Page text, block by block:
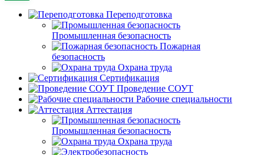
Переподготовка
Промышленная безопасность
Пожарная
безопасность
Охрана труда
Сертификация
Проведение СОУТ
Рабочие специальности
Аттестация
Промышленная безопасность
Охрана труда